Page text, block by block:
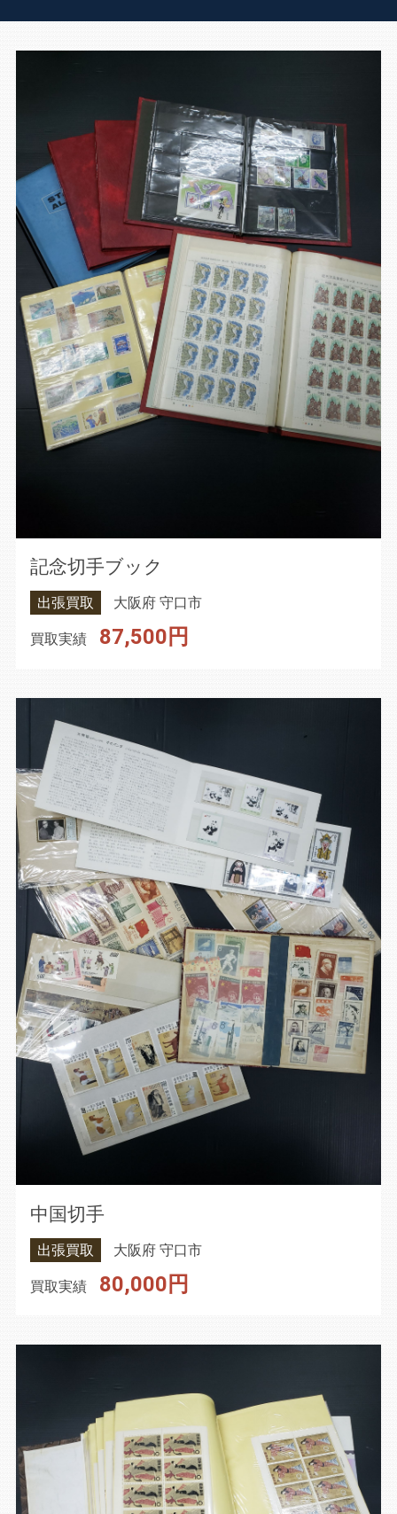
記念切手ブック
出張買取 大阪府 守口市
買取実績 87,500円
中国切手
出張買取 大阪府 守口市
買取実績 80,000円